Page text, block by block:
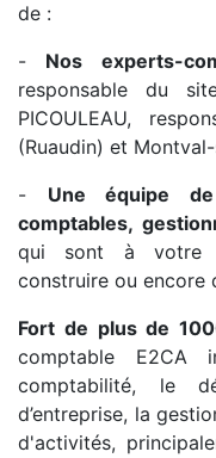
de :
- Nos experts-
responsable du
PICOULEAU,
(Ruaudin) et
- Une équipe
comptables,
qui sont à votre
construire ou encore
Fort de plus de
comptable E2CA
comptabilité, le
d’entreprise, la
d'activités,